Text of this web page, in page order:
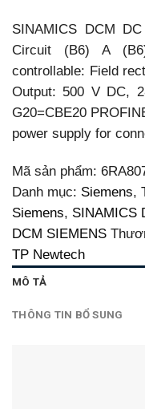
SINAMICS DCM
Circuit (B6) A
controllable: Field
Output: 500 V DC,
G20=CBE20
power supply for
Mã sản phẩm:
Danh mục: Siemens,
Siemens, SINAMICS
DCM SIEMENS
TP Newtech
MÔ TẢ
THÔNG TIN BỔ SUNG